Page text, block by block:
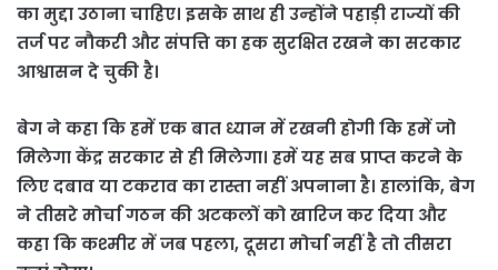
का मुद्दा उठाना चाहिए। इसके साथ ही उन्होंने पहाड़ी राज्यों की
तर्ज पर नौकरी और संपत्ति का हक सुरक्षित रखने का सरकार
आश्वासन दे चुकी है।
बेग ने कहा कि हमें एक बात ध्यान में रखनी होगी कि हमें जो
मिलेगा केंद्र सरकार से ही मिलेगा। हमें यह सब प्राप्त करने के
लिए दबाव या टकराव का रास्ता नहीं अपनाना है। हालांकि, बेग
ने तीसरे मोर्चा गठन की अटकलों को खारिज कर दिया और
कहा कि कश्मीर में जब पहला, दूसरा मोर्चा नहीं है तो तीसरा